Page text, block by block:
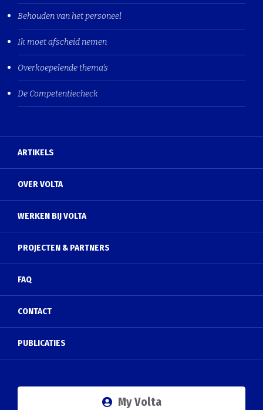
Behouden van het personeel
Ik moet afscheid nemen
Overkoepelende thema's
De Competentiecheck
ARTIKELS
OVER VOLTA
WERKEN BIJ VOLTA
PROJECTEN & PARTNERS
FAQ
CONTACT
PUBLICATIES
My Volta